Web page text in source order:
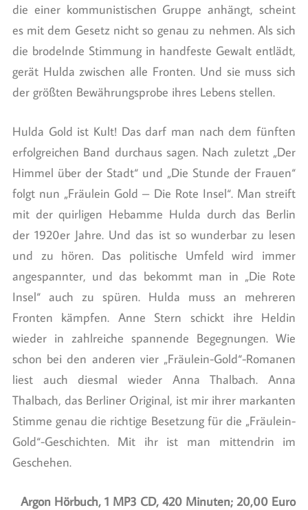
die einer kommunistischen Gruppe anhängt, scheint
es mit dem Gesetz nicht so genau zu nehmen. Als sich
die brodelnde Stimmung in handfeste Gewalt entlädt,
gerät Hulda zwischen alle Fronten. Und sie muss sich
der größten Bewährungsprobe ihres Lebens stellen.
Hulda Gold ist Kult! Das darf man nach dem fünften
erfolgreichen Band durchaus sagen. Nach zuletzt „Der
Himmel über der Stadt“ und „Die Stunde der Frauen“
folgt nun „Fräulein Gold – Die Rote Insel“. Man streift
mit der quirligen Hebamme Hulda durch das Berlin
der 1920er Jahre. Und das ist so wunderbar zu lesen
und zu hören. Das politische Umfeld wird immer
angespannter, und das bekommt man in „Die Rote
Insel“ auch zu spüren. Hulda muss an mehreren
Fronten kämpfen. Anne Stern schickt ihre Heldin
wieder in zahlreiche spannende Begegnungen. Wie
schon bei den anderen vier „Fräulein-Gold“-Romanen
liest auch diesmal wieder Anna Thalbach. Anna
Thalbach, das Berliner Original, ist mir ihrer markanten
Stimme genau die richtige Besetzung für die „Fräulein-
Gold“-Geschichten. Mit ihr ist man mittendrin im
Geschehen.
Argon Hörbuch, 1 MP3 CD, 420 Minuten; 20,00 Euro